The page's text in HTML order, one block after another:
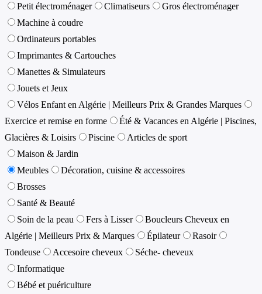
Petit électroménager
Climatiseurs
Gros électroménager
Machine à coudre
Ordinateurs portables
Imprimantes & Cartouches
Manettes & Simulateurs
Jouets et Jeux
Vélos Enfant en Algérie | Meilleurs Prix & Grandes Marques
Exercice et remise en forme
Été & Vacances en Algérie | Piscines,
Glacières & Loisirs
Piscine
Articles de sport
Maison & Jardin
Meubles
Décoration, cuisine & accessoires
Brosses
Santé & Beauté
Soin de la peau
Fers à Lisser
Boucleurs Cheveux en
Algérie | Meilleurs Prix & Marques
Épilateur
Rasoir
Tondeuse
Accesoire cheveux
Séche- cheveux
Informatique
Bébé et puériculture